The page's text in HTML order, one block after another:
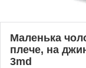
Маленька
плече, на
3md